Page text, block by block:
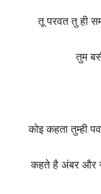
तू परवत तु ही
तुम
कोइ कहता तुम्ही
कहते है अंबर और